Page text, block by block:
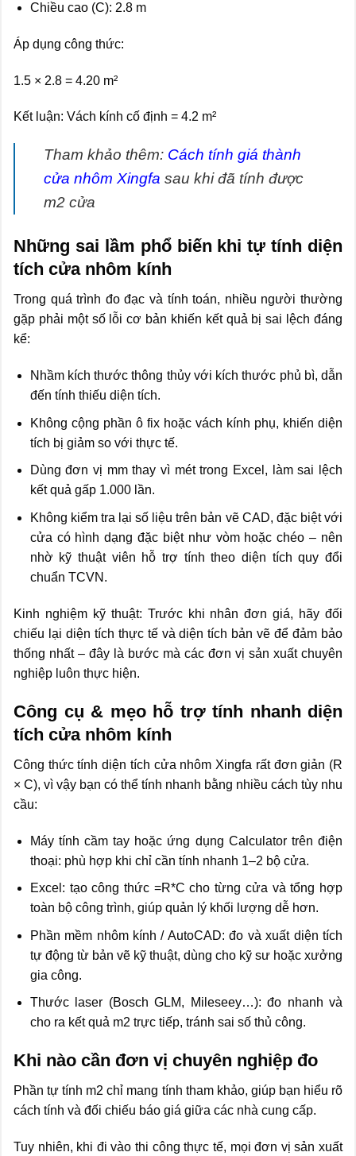
Chiều cao (C): 2.8 m
Áp dụng công thức:
1.5 × 2.8 = 4.20 m²
Kết luận: Vách kính cố định = 4.2 m²
Tham khảo thêm: Cách tính giá thành
cửa nhôm Xingfa sau khi đã tính được
m2 cửa
Những sai lầm phổ biến khi tự tính diện
tích cửa nhôm kính
Trong quá trình đo đạc và tính toán, nhiều người thường
gặp phải một số lỗi cơ bản khiến kết quả bị sai lệch đáng
kể:
Nhầm kích thước thông thủy với kích thước phủ bì, dẫn
đến tính thiếu diện tích.
Không cộng phần ô fix hoặc vách kính phụ, khiến diện
tích bị giảm so với thực tế.
Dùng đơn vị mm thay vì mét trong Excel, làm sai lệch
kết quả gấp 1.000 lần.
Không kiểm tra lại số liệu trên bản vẽ CAD, đặc biệt với
cửa có hình dạng đặc biệt như vòm hoặc chéo – nên
nhờ kỹ thuật viên hỗ trợ tính theo diện tích quy đổi
chuẩn TCVN.
Kinh nghiệm kỹ thuật: Trước khi nhân đơn giá, hãy đối
chiếu lại diện tích thực tế và diện tích bản vẽ để đảm bảo
thống nhất – đây là bước mà các đơn vị sản xuất chuyên
nghiệp luôn thực hiện.
Công cụ & mẹo hỗ trợ tính nhanh diện
tích cửa nhôm kính
Công thức tính diện tích cửa nhôm Xingfa rất đơn giản (R
× C), vì vậy bạn có thể tính nhanh bằng nhiều cách tùy nhu
cầu:
Máy tính cầm tay hoặc ứng dụng Calculator trên điện
thoại: phù hợp khi chỉ cần tính nhanh 1–2 bộ cửa.
Excel: tạo công thức =R*C cho từng cửa và tổng hợp
toàn bộ công trình, giúp quản lý khối lượng dễ hơn.
Phần mềm nhôm kính / AutoCAD: đo và xuất diện tích
tự động từ bản vẽ kỹ thuật, dùng cho kỹ sư hoặc xưởng
gia công.
Thước laser (Bosch GLM, Mileseey…): đo nhanh và
cho ra kết quả m2 trực tiếp, tránh sai số thủ công.
Khi nào cần đơn vị chuyên nghiệp đo
Phần tự tính m2 chỉ mang tính tham khảo, giúp bạn hiểu rõ
cách tính và đối chiếu báo giá giữa các nhà cung cấp.
Tuy nhiên, khi đi vào thi công thực tế, mọi đơn vị sản xuất